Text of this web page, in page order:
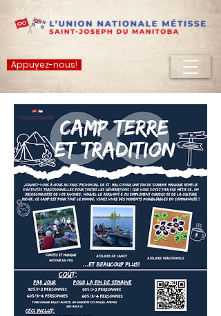
Appuyez-nous!